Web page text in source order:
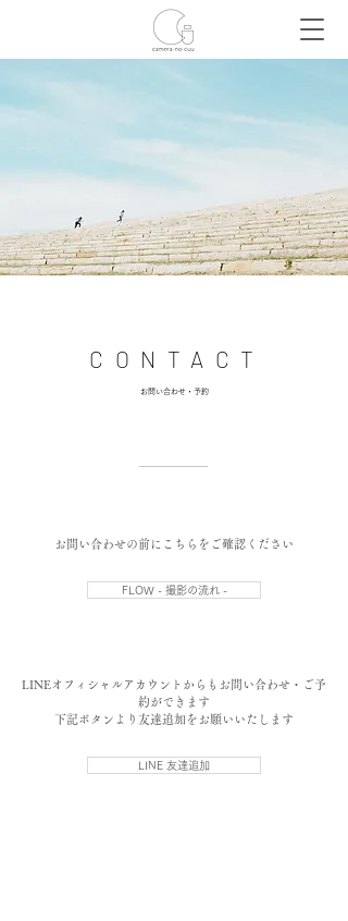
​CONTACT
​お問い合わせ・予約
​お問い合わせの前にこちらをご確認ください
FLOW - 撮影の流れ -
​LINEオフィシャルアカウントからもお問い合わせ・ご予
約ができます
​下記ボタンより友達追加をお願いいたします
LINE 友達追加